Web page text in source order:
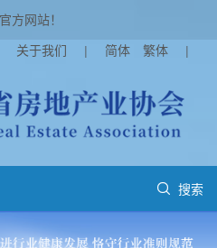
方网站！
关于我们 | 简体 繁体 |
 搜索